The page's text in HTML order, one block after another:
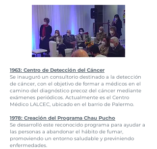
1963: Centro de Detección del Cáncer
Se inauguró un consultorio destinado a la detección
de cáncer, con el objetivo de formar a médicos en el
camino del diagnóstico precoz del cáncer mediante
exámenes periódicos. Actualmente es el Centro
Médico LALCEC, ubicado en el barrio de Palermo.
1978: Creación del Programa Chau Pucho
Se desarrolló este reconocido programa para ayudar a
las personas a abandonar el hábito de fumar,
promoviendo un entorno saludable y previniendo
enfermedades.